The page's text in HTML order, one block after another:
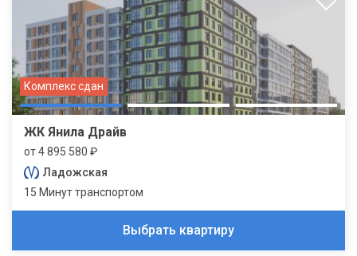
Комплекс сдан
ЖК Янила Драйв
от 4 895 580 ₽
Ладожская
15 Минут транспортом
Выбрать квартиру